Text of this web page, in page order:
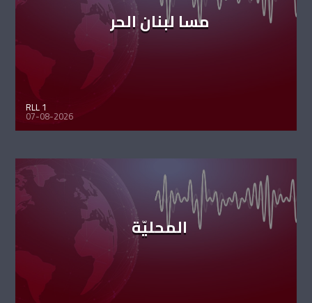
مسا لبنان الحر
RLL 1
07-08-2026
المحليّة